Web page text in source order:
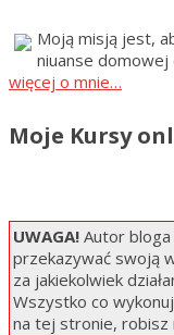
Moją misją jest,
niuanse
więcej o mnie…
Moje Kursy
UWAGA! Autor
przekazywać swoją
za jakiekolwiek
Wszystko co
na tej stronie, robisz